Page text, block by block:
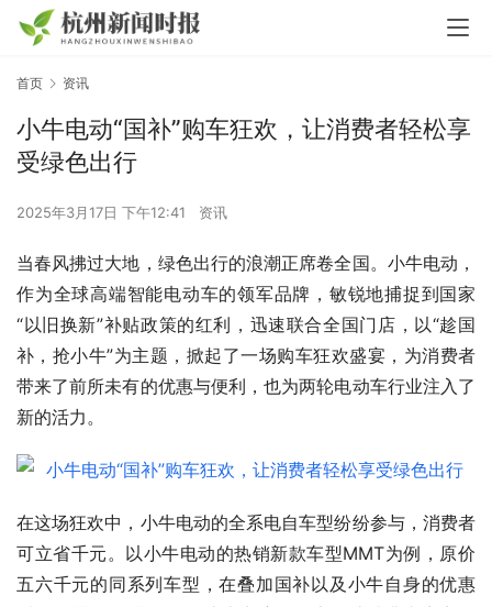
首页 资讯
小牛电动“国补”购车狂欢，让消费者轻松享
受绿色出行
2025年3月17日 下午12:41 资讯
当春风拂过大地，绿色出行的浪潮正席卷全国。小牛电动，
作为全球高端智能电动车的领军品牌，敏锐地捕捉到国家
“以旧换新”补贴政策的红利，迅速联合全国门店，以“趁国
补，抢小牛”为主题，掀起了一场购车狂欢盛宴，为消费者
带来了前所未有的优惠与便利，也为两轮电动车行业注入了
新的活力。
在这场狂欢中，小牛电动的全系电自车型纷纷参与，消费者
可立省千元。以小牛电动的热销新款车型MMT为例，原价
五六千元的同系列车型，在叠加国补以及小牛自身的优惠